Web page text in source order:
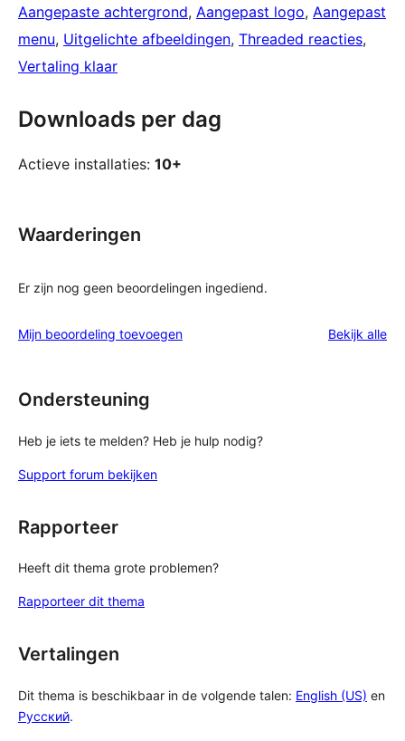
Aangepaste achtergrond, Aangepast logo, Aangepast
menu, Uitgelichte afbeeldingen, Threaded reacties
Vertaling klaar
Downloads per dag
Actieve installaties: 10+
Waarderingen
Er zijn nog geen beoordelingen ingediend.
Mijn beoordeling toevoegen Bekijk alle
Ondersteuning
Heb je iets te melden? Heb je hulp nodig?
Support forum bekijken
Rapporteer
Heeft dit thema grote problemen?
Rapporteer dit thema
Vertalingen
Dit thema is beschikbaar in de volgende talen: English (US) en
Русский.